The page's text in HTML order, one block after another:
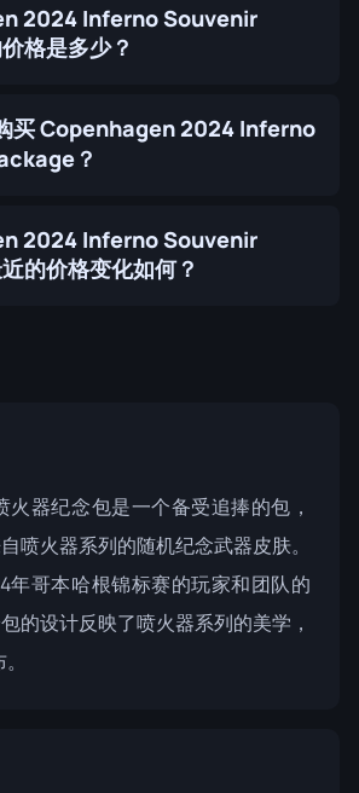
2024 Inferno Souvenir
格是多少？
买 Copenhagen 2024 Inferno
？
2024 Inferno Souvenir
的价格变化如何？
火器纪念包是一个备受追捧的包，
喷火器系列的随机纪念武器皮肤。
年哥本哈根锦标赛的玩家和团队的
的设计反映了喷火器系列的美学，